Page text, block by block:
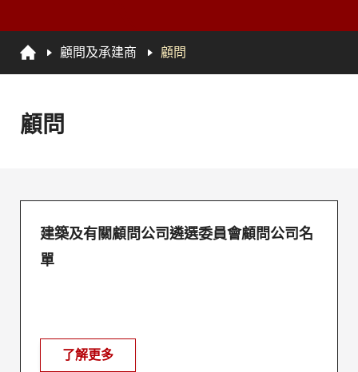
顧問及承建商 顧問
顧問
建築及有關顧問公司遴選委員會顧問公司名
單
了解更多